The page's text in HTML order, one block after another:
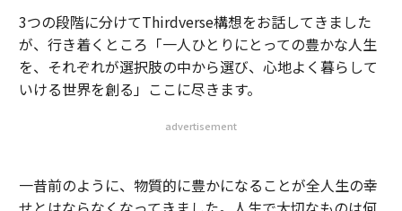
3つの段階に分けてThirdverse構想をお話してきました
が、行き着くところ「一人ひとりにとっての豊かな人生
を、それぞれが選択肢の中から選び、心地よく暮らして
いける世界を創る」ここに尽きます。
advertisement
一昔前のように、物質的に豊かになることが全人生の幸